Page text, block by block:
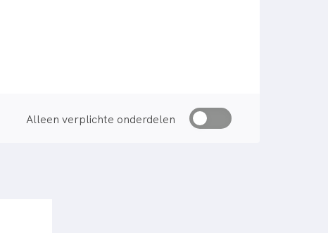
Alleen verplichte onderdelen